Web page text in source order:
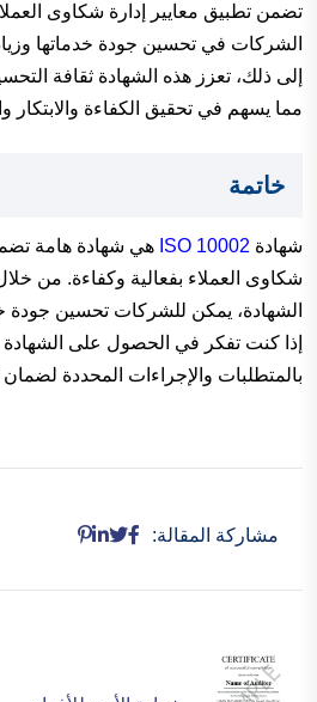
تضمن تطبيق معايير إدارة شكاوى
الشركات في تحسين جودة خدماتها
إلى ذلك، تعزز هذه الشهادة ثقافة
مما يسهم في تحقيق الكفاءة والابتكار
خاتمة
شهادة ISO 10002 هي شهادة هامة
شكاوى العملاء بفعالية وكفاءة. من
الشهادة، يمكن للشركات تحسين جودة
إذا كنت تفكر في الحصول على الشهادة
بالمتطلبات والإجراءات المحددة
مشاركة المقالة: